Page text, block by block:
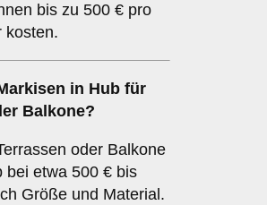
bis zu 500 € pro
kosten.
in Hub für
Balkone?
oder Balkone
bei etwa 500 € bis
Größe und Material.